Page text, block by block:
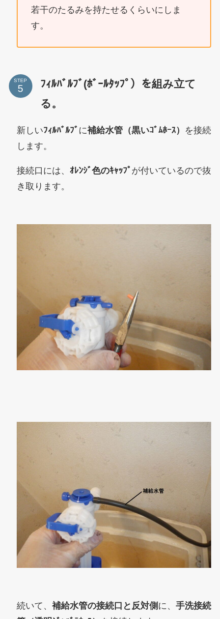
若干のたるみを持たせるくらいにしま
す。
STEP
ﾌｨﾙﾊﾞﾙﾌﾞ(ﾎﾞｰﾙﾀｯﾌﾟ）を組み立て
る。
新しいﾌｨﾙﾊﾞﾙﾌﾞ に補給水管（黒いｺﾞﾑﾎｰｽ）
を接続
します。
接続口には、 ｵﾚﾝｼﾞ色のｷｬｯﾌﾟ が付いているので抜
き取ります。
続いて、 補給水管の接続口と反対側 に、 手洗接続